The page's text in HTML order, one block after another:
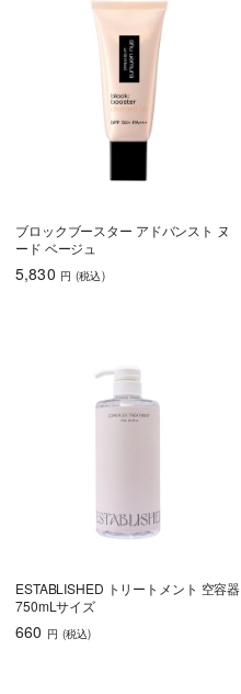
ブロックブースター アドバンスト ヌ
ード ベージュ
5,830 円 (税込)
ESTABLISHED トリートメント 空容器
750mLサイズ
660 円 (税込)